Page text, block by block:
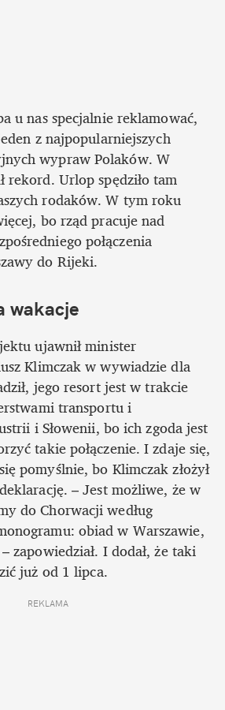
u nas specjalnie reklamować,
z najpopularniejszych
wypraw Polaków. W
rekord. Urlop spędziło tam
rodaków. W tym roku
bo rząd pracuje nad
połączenia
do Rijeki.
wakacje
ujawnił minister
Klimczak w wywiadzie dla
jego resort jest w trakcie
transportu i
i Słowenii, bo ich zgoda jest
takie połączenie. I zdaje się,
pomyślnie, bo Klimczak złożył
– Jest możliwe, że w
do Chorwacji według
obiad w Warszawie,
zapowiedział. I dodał, że taki
już od 1 lipca.
REKLAMA